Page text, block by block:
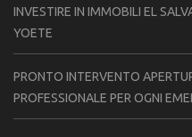
INVESTIRE IN IMMOBILI EL
YOETE
PRONTO INTERVENTO
PROFESSIONALE PER OGNI